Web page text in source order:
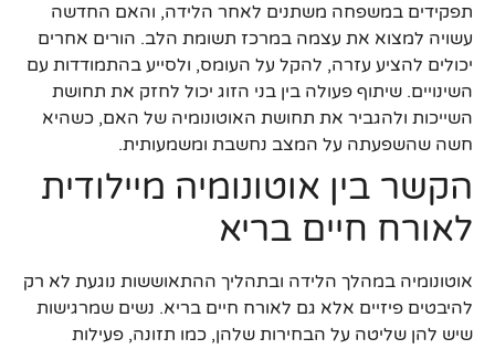
תפקידים במשפחה משתנים לאחר הלידה, והאם החדשה
עשויה למצוא את עצמה במרכז תשומת הלב. הורים אחרים
יכולים להציע עזרה, להקל על העומס, ולסייע בהתמודדות עם
השינויים. שיתוף פעולה בין בני הזוג יכול לחזק את תחושת
השייכות ולהגביר את תחושת האוטונומיה של האם, כשהיא
חשה שהשפעתה על המצב נחשבת ומשמעותית.
הקשר בין אוטונומיה מיילודית
לאורח חיים בריא
אוטונומיה במהלך הלידה ובתהליך ההתאוששות נוגעת לא רק
להיבטים פיזיים אלא גם לאורח חיים בריא. נשים שמרגישות
שיש להן שליטה על הבחירות שלהן, כמו תזונה, פעילות